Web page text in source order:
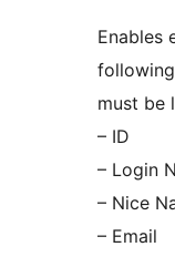
Enables
must be
– ID
– Login
– Nice
– Email